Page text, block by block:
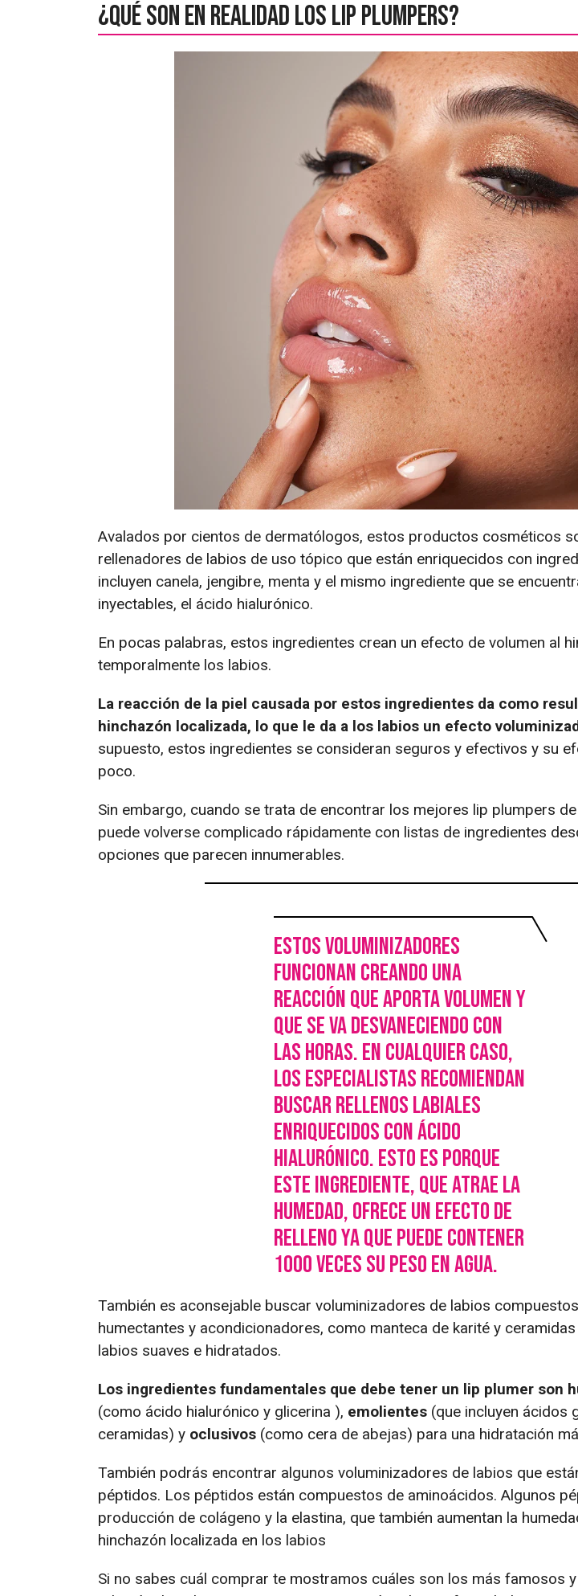
¿Qué son en realidad los lip plumpers?
Avalados por cientos de dermatólogos, estos productos cosméticos
rellenadores de labios de uso tópico que están enriquecidos con
incluyen canela, jengibre, menta y el mismo ingrediente que se
inyectables, el ácido hialurónico.
En pocas palabras, estos ingredientes crean un efecto de volumen al
temporalmente los labios.
La reacción de la piel causada por estos ingredientes da como
hinchazón localizada, lo que le da a los labios un efecto
supuesto, estos ingredientes se consideran seguros y efectivos y su
poco.
Sin embargo, cuando se trata de encontrar los mejores lip plumpers
puede volverse complicado rápidamente con listas de ingredientes
opciones que parecen innumerables.
Estos voluminizadores
funcionan creando una
reacción que aporta volumen y
que se va desvaneciendo con
las horas. En cualquier caso,
los especialistas recomiendan
buscar rellenos labiales
enriquecidos con ácido
hialurónico. Esto es porque
este ingrediente, que atrae la
humedad, ofrece un efecto de
relleno ya que puede contener
1000 veces su peso en agua.
También es aconsejable buscar voluminizadores de labios
humectantes y acondicionadores, como manteca de karité y
labios suaves e hidratados.
Los ingredientes fundamentales que debe tener un lip plumer son
(como ácido hialurónico y glicerina ), emolientes (que incluyen ácidos
ceramidas) y oclusivos (como cera de abejas) para una hidratación
También podrás encontrar algunos voluminizadores de labios que
péptidos. Los péptidos están compuestos de aminoácidos. Algunos
producción de colágeno y la elastina, que también aumentan la
hinchazón localizada en los labios
Si no sabes cuál comprar te mostramos cuáles son los más famosos